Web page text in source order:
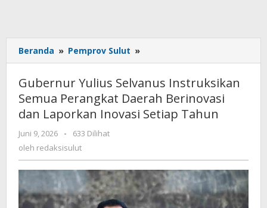
Beranda » Pemprov Sulut »
Yulius
Instruksikan
Semua
Perangkat
Laporkan
Inovasi
Setiap
Tahun
Gubernur Yulius Selvanus Instruksikan
Semua Perangkat Daerah Berinovasi
dan Laporkan Inovasi Setiap Tahun
Juni 9, 2026
oleh
redaksisulut
-
633 Dilihat
oleh redaksisulut